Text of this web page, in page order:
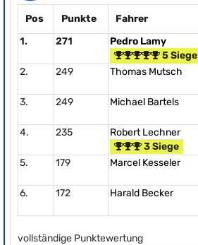
Pos Punkte Fahrer
1.
271
Pedro Lamy
5 Siege
2.
249 Thomas Mutsch
3. 249 Michael Bartels
4. 235
Robert Lechner
3 Siege
5.
179 Marcel Kesseler
6. 172 Harald Becker
vollständige Punktewertung